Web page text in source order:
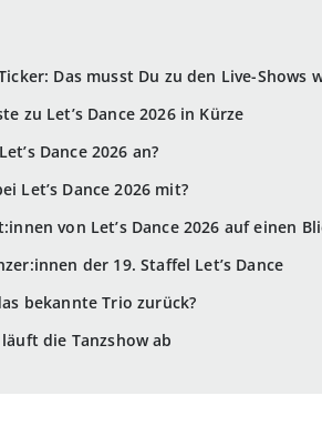
Das musst Du zu den Live-Shows
zu Let’s Dance 2026 in Kürze
Dance 2026 an?
Let’s Dance 2026 mit?
von Let’s Dance 2026 auf einen
der 19. Staffel Let’s Dance
bekannte Trio zurück?
die Tanzshow ab